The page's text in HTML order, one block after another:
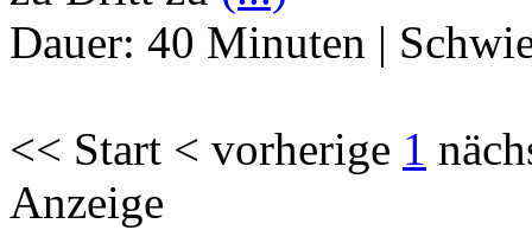
Dauer: 40 Minuten |
<< Start < vorherige 1
Anzeige